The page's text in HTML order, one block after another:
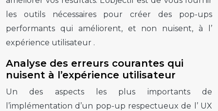
les outils nécessaires pour créer des pop-ups
performants qui améliorent, et non nuisent, à l’
expérience utilisateur .
Analyse des erreurs courantes qui
nuisent à l’expérience utilisateur
Un des aspects les plus importants de
l’implémentation d’un pop-up respectueux de l’ UX